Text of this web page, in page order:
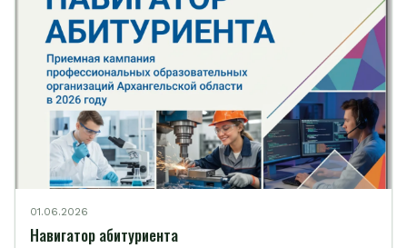
01.06.2026
Навигатор абитуриента